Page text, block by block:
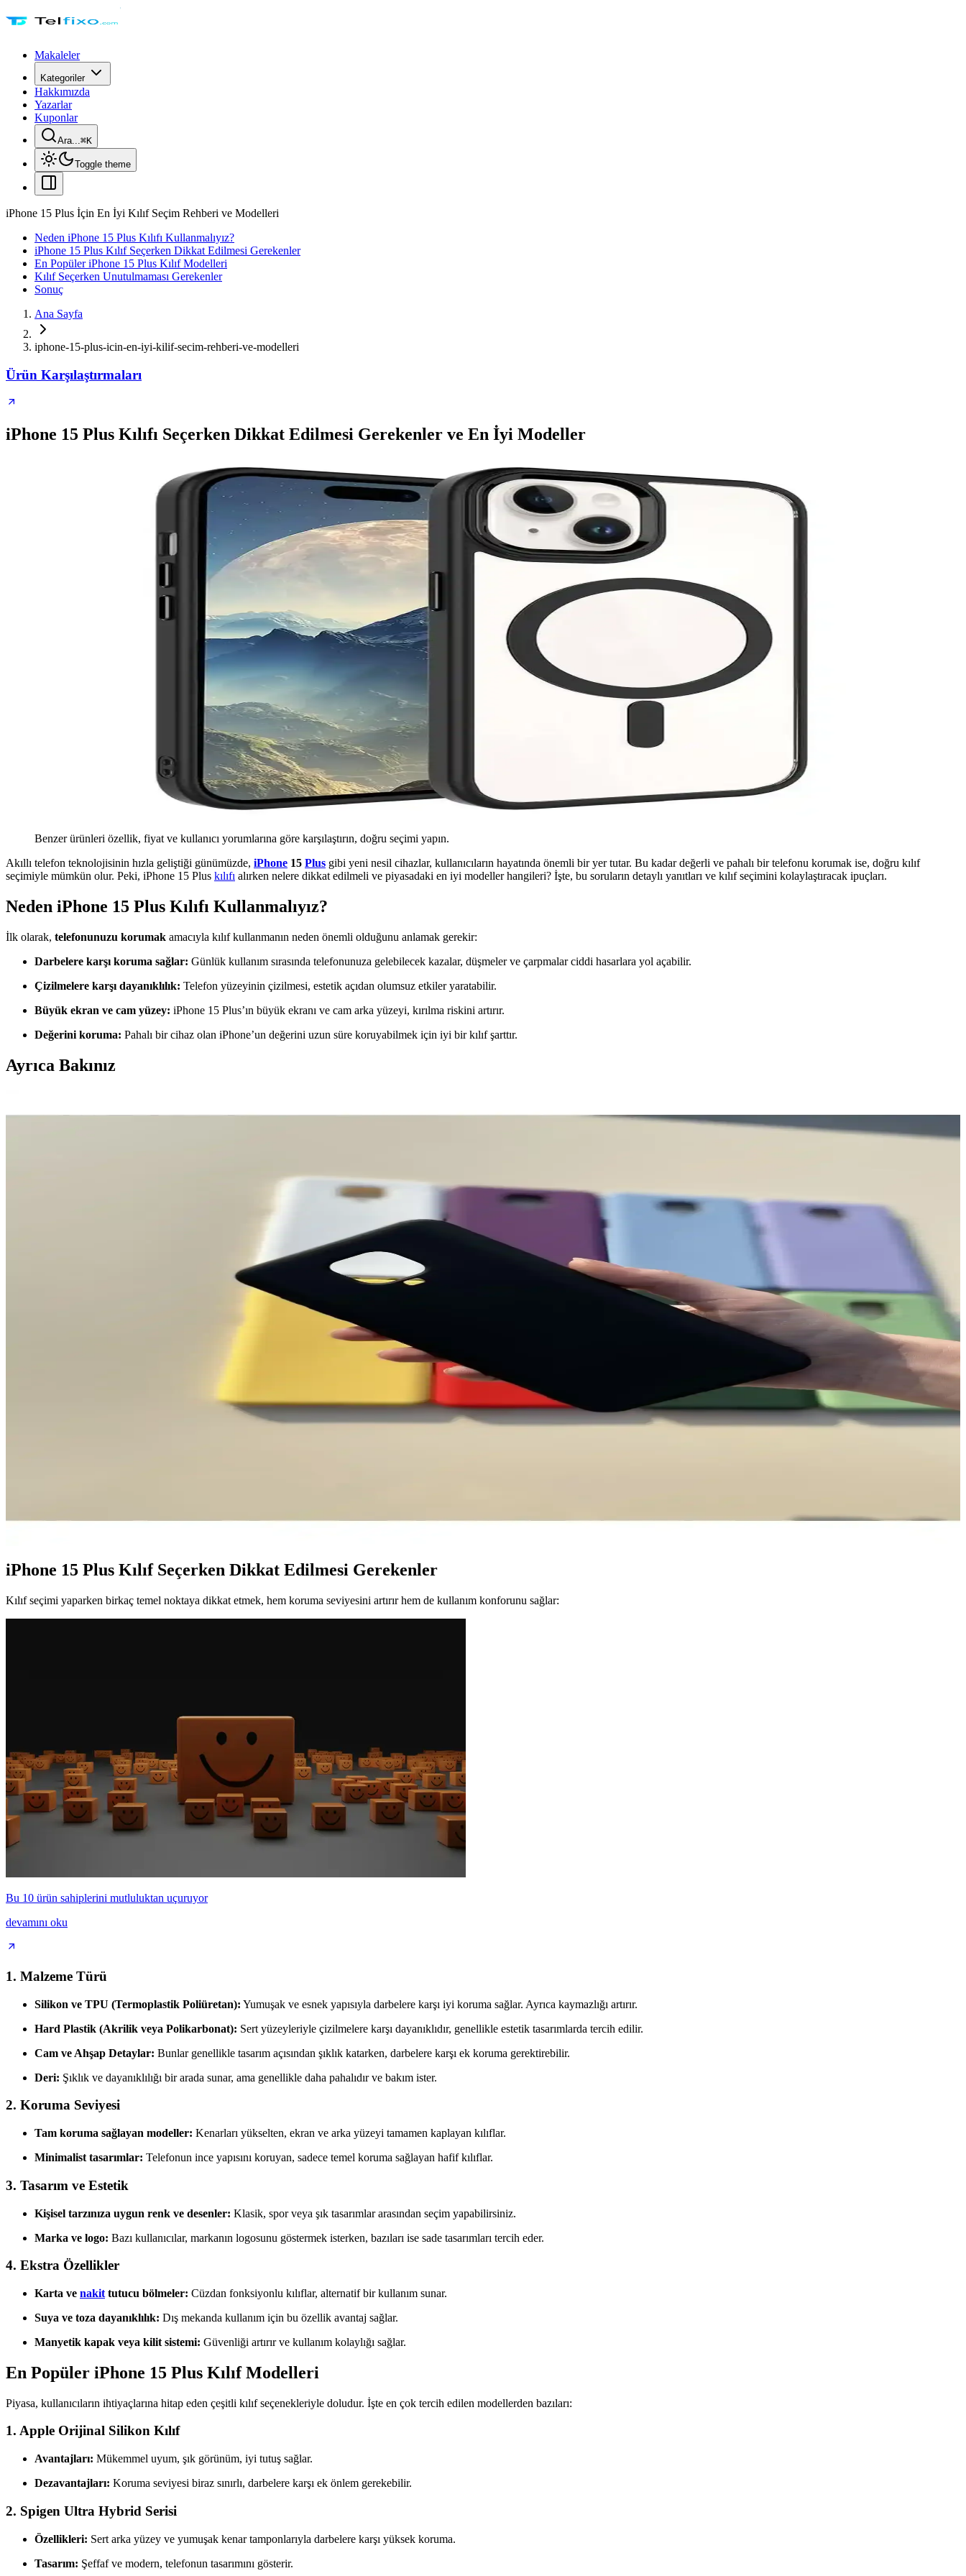
Makaleler
Kategoriler
Hakkımızda
Yazarlar
Kuponlar
Ara...⌘K
Toggle theme
iPhone 15 Plus İçin En İyi Kılıf Seçim Rehberi ve Modelleri
Neden iPhone 15 Plus Kılıfı Kullanmalıyız?
iPhone 15 Plus Kılıf Seçerken Dikkat Edilmesi Gerekenler
En Popüler iPhone 15 Plus Kılıf Modelleri
Kılıf Seçerken Unutulmaması Gerekenler
Sonuç
Ana Sayfa
iphone-15-plus-icin-en-iyi-kilif-secim-rehberi-ve-modelleri
Ürün Karşılaştırmaları
iPhone 15 Plus Kılıfı Seçerken Dikkat Edilmesi Gerekenler ve En İyi Modeller
Benzer ürünleri özellik, fiyat ve kullanıcı yorumlarına göre karşılaştırın, doğru seçimi yapın.
Akıllı telefon teknolojisinin hızla geliştiği günümüzde, iPhone 15 Plus gibi yeni nesil cihazlar, kullanıcıların hayatında önemli bir yer tutar. Bu kadar değerli ve pahalı bir telefonu korumak ise, doğru kılıf
seçimiyle mümkün olur. Peki, iPhone 15 Plus kılıfı alırken nelere dikkat edilmeli ve piyasadaki en iyi modeller hangileri? İşte, bu soruların detaylı yanıtları ve kılıf seçimini kolaylaştıracak ipuçları.
Neden iPhone 15 Plus Kılıfı Kullanmalıyız?
İlk olarak, telefonunuzu korumak amacıyla kılıf kullanmanın neden önemli olduğunu anlamak gerekir:
Darbelere karşı koruma sağlar: Günlük kullanım sırasında telefonunuza gelebilecek kazalar, düşmeler ve çarpmalar ciddi hasarlara yol açabilir.
Çizilmelere karşı dayanıklılık: Telefon yüzeyinin çizilmesi, estetik açıdan olumsuz etkiler yaratabilir.
Büyük ekran ve cam yüzey: iPhone 15 Plus’ın büyük ekranı ve cam arka yüzeyi, kırılma riskini artırır.
Değerini koruma: Pahalı bir cihaz olan iPhone’un değerini uzun süre koruyabilmek için iyi bir kılıf şarttır.
Ayrıca Bakınız
Samsung Galaxy A serisi 5G modelleri, uygun fiyatlı ve yüksek performanslı seçenekler sunar. Güncel modellerin özellikleri ve karşılaştırmalarıyla ihtiyaçlarınıza uygun telefonu seçin.
Galaxy A01: Ekonomik ve Temel Kullanım İçin Uygun Akıllı Telefon Seçenekleri
Galaxy A01, uygun fiyatlı ve temel kullanım ihtiyaçlarına cevap veren dayanıklı ve kolay kullanılabilir bir akıllı telefon seçeneğidir. Günlük iletişim ve internet kullanımı için idealdir.
iPhone 15 Pro Kamera Koruma Kılıfları: Tasarım ve İşlevsellik Analizi
iPhone 15 Pro için tasarlanan kamera koruma kılıfları, lensleri çizilmelere ve darbelere karşı korurken, hafif ve estetik yapısıyla kullanım kolaylığı sağlar.
Tecno Spark 20C ve 8C Karşılaştırması: Tasarım, Performans ve Özellikler Analizi
Tecno Spark 20C ve 8C modellerinin tasarım, performans, kamera ve batarya özelliklerini karşılaştırıyoruz. Hangi model ihtiyaçlarınıza uygun? Detaylar burada.
iPhone 13 için koruyucu kılıf seçiminde malzeme, tasarım ve fonksiyonellik önemli. Güncel trendler arasında şeffaf ve renkli modeller öne çıkıyor, cihazınızı korumanın yanı sıra tarzınızı yansıtmanızı sağlar.
iPhone 15 Plus Kılıf Seçerken Dikkat Edilmesi Gerekenler
Kılıf seçimi yaparken birkaç temel noktaya dikkat etmek, hem koruma seviyesini artırır hem de kullanım konforunu sağlar:
Bu 10 ürün sahiplerini mutluluktan uçuruyor
devamını oku
1. Malzeme Türü
Silikon ve TPU (Termoplastik Poliüretan): Yumuşak ve esnek yapısıyla darbelere karşı iyi koruma sağlar. Ayrıca kaymazlığı artırır.
Hard Plastik (Akrilik veya Polikarbonat): Sert yüzeyleriyle çizilmelere karşı dayanıklıdır, genellikle estetik tasarımlarda tercih edilir.
Cam ve Ahşap Detaylar: Bunlar genellikle tasarım açısından şıklık katarken, darbelere karşı ek koruma gerektirebilir.
Deri: Şıklık ve dayanıklılığı bir arada sunar, ama genellikle daha pahalıdır ve bakım ister.
2. Koruma Seviyesi
Tam koruma sağlayan modeller: Kenarları yükselten, ekran ve arka yüzeyi tamamen kaplayan kılıflar.
Minimalist tasarımlar: Telefonun ince yapısını koruyan, sadece temel koruma sağlayan hafif kılıflar.
3. Tasarım ve Estetik
Kişisel tarzınıza uygun renk ve desenler: Klasik, spor veya şık tasarımlar arasından seçim yapabilirsiniz.
Marka ve logo: Bazı kullanıcılar, markanın logosunu göstermek isterken, bazıları ise sade tasarımları tercih eder.
4. Ekstra Özellikler
Karta ve nakit tutucu bölmeler: Cüzdan fonksiyonlu kılıflar, alternatif bir kullanım sunar.
Suya ve toza dayanıklılık: Dış mekanda kullanım için bu özellik avantaj sağlar.
Manyetik kapak veya kilit sistemi: Güvenliği artırır ve kullanım kolaylığı sağlar.
En Popüler iPhone 15 Plus Kılıf Modelleri
Piyasa, kullanıcıların ihtiyaçlarına hitap eden çeşitli kılıf seçenekleriyle doludur. İşte en çok tercih edilen modellerden bazıları:
1. Apple Orijinal Silikon Kılıf
Avantajları: Mükemmel uyum, şık görünüm, iyi tutuş sağlar.
Dezavantajları: Koruma seviyesi biraz sınırlı, darbelere karşı ek önlem gerekebilir.
2. Spigen Ultra Hybrid Serisi
Özellikleri: Sert arka yüzey ve yumuşak kenar tamponlarıyla darbelere karşı yüksek koruma.
Tasarım: Şeffaf ve modern, telefonun tasarımını gösterir.